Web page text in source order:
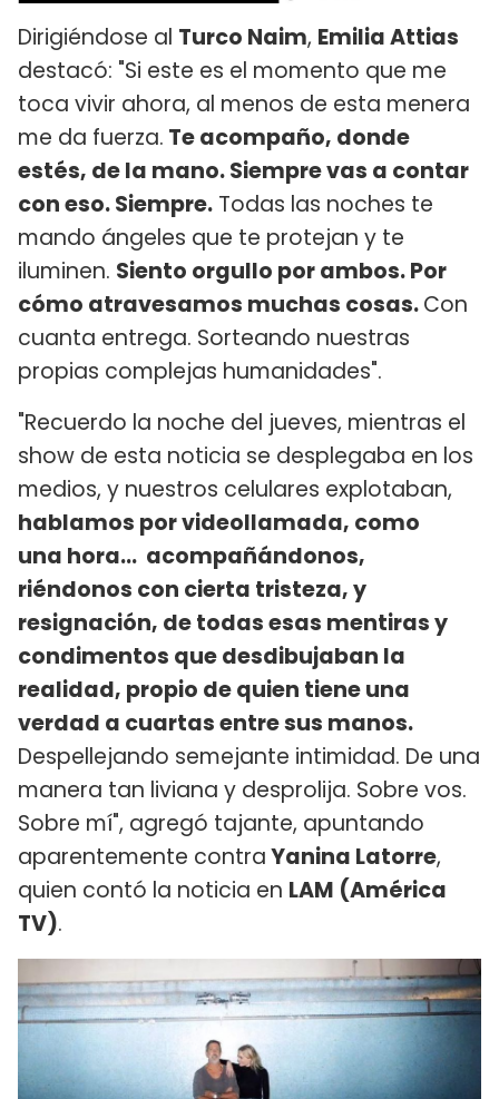
Dirigiéndose al Turco Naim, Emilia Attias
destacó: "Si este es el momento que me
toca vivir ahora, al menos de esta menera
me da fuerza. Te acompaño, donde
estés, de la mano. Siempre vas a contar
con eso. Siempre. Todas las noches te
mando ángeles que te protejan y te
iluminen. Siento orgullo por ambos. Por
cómo atravesamos muchas cosas.Con
cuanta entrega. Sorteando nuestras
propias complejas humanidades".
"Recuerdo la noche del jueves, mientras el
show de esta noticia se desplegaba en los
medios, y nuestros celulares explotaban,
hablamos por videollamada, como
una hora... acompañándonos,
riéndonos con cierta tristeza, y
resignación, de todas esas mentiras y
condimentos que desdibujaban la
realidad, propio de quien tiene una
verdad a cuartas entre sus manos.
Despellejando semejante intimidad. De una
manera tan liviana y desprolija. Sobre vos.
Sobre mí", agregó tajante, apuntando
aparentemente contraYanina Latorre,
quien contó la noticia en LAM (América
TV).